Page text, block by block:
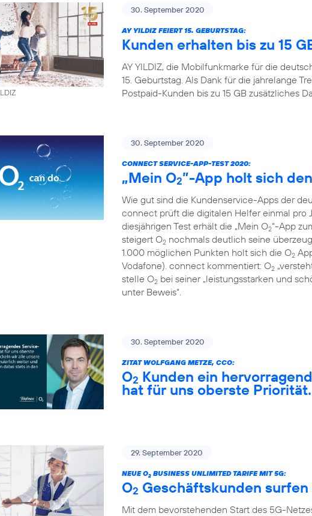
30. September 2020
AY YILDIZ FEIERT 15. GEBURTSTAG:
Kunden erhalten bis zu 15
AY YILDIZ, die Mobilfunkmarke für die
15. Geburtstag. Als Dank für die jahrelange
Postpaid-Kunden bis zu 15 GB zusätzliches
30. September 2020
CONNECT SERVICE-APP-TEST 2020:
„Mein O2”-App holt sich
Wie gut sind die Kundenservice-Apps der
connect prüft die digitalen Helfer einmal pro
diesjährigen Test erhält die „Mein O2“-App
steigert O2 nochmals deutlich seine
1.000 möglichen Punkten holt sich die O2
Vodafone). connect kommentiert: O2
stelle O2 bei seiner „leistungsstarken und
unter Beweis“.
30. September 2020
ZITAT WOLFGANG METZE, CCO:
O2 Kunden ein
hat für uns oberste Priorität.
29. September 2020
NEUE O2 BUSINESS UNLIMITED TARIFE MIT 5G:
O2 Geschäftskunden
Mit dem bevorstehenden Start des 5G-